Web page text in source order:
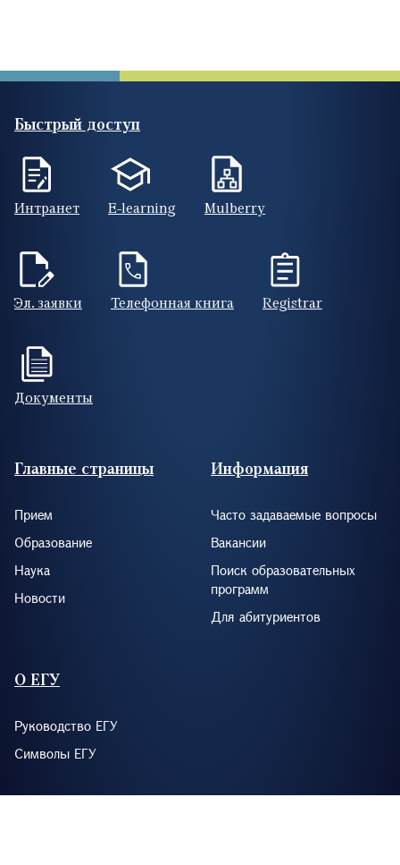
Быстрый доступ
Интранет E-learning Mulberry
Эл. заявки Телефонная книга Registrar
Документы
Footer (RUS)
Главные страницы
Прием
Образование
Наука
Новости
Информация
Часто задаваемые вопросы
Вакансии
Поиск образовательных
программ
Для абитуриентов
О ЕГУ
Руководство ЕГУ
Символы ЕГУ